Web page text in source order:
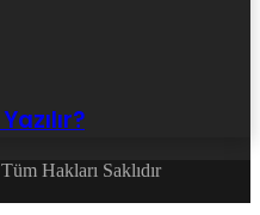
Hakları Saklıdır